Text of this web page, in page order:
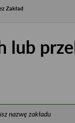
Zakład
lub